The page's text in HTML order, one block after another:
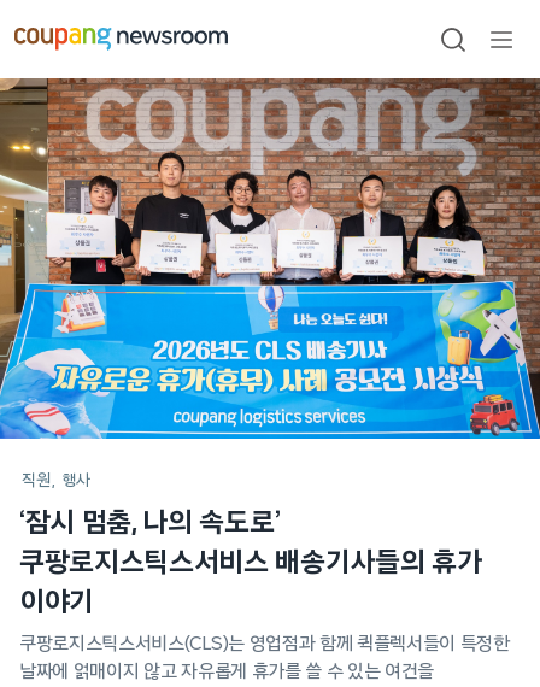
건너뛰기
검색
열기
메인
포스트
직원 행사
‘잠시 멈춤, 나의 속도로’
쿠팡로지스틱스서비스 배송기사들의 휴가
이야기
쿠팡로지스틱스서비스(CLS)는 영업점과 함께 퀵플렉서들이 특정한
날짜에 얽매이지 않고 자유롭게 휴가를 쓸 수 있는 여건을